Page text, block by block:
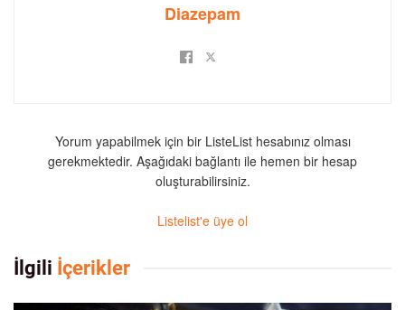
Diazepam
Yorum yapabilmek için bir ListeList hesabınız olması
gerekmektedir. Aşağıdaki bağlantı ile hemen bir hesap
oluşturabilirsiniz.
Listelist'e üye ol
İlgili İçerikler